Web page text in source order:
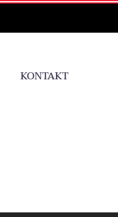
KONTAKT